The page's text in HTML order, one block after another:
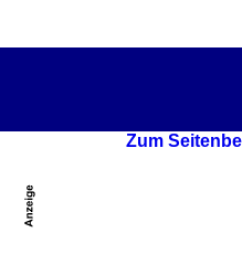
Zum